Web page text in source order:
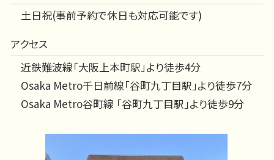
土日祝(事前予約で休日も対応可能です)
アクセス
近鉄難波線「大阪上本町駅」より徒歩4分
Osaka Metro千日前線「谷町九丁目駅」より徒歩7分
Osaka Metro谷町線 「谷町九丁目駅」より徒歩9分